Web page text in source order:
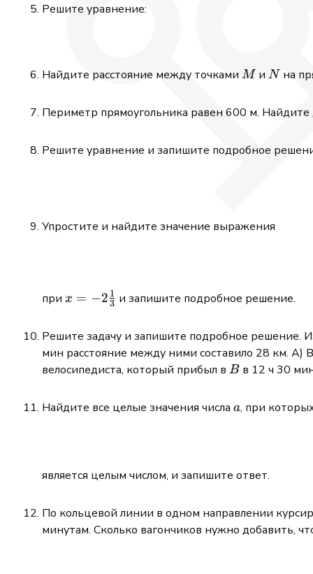
Решите уравнение:
Найдите расстояние между точкамиM
M иN
N на
Периметр прямоугольника равен 600 м.
Решите уравнение и запишите подробное
Упростите и найдите значение выражения
при x=-2\frac{1}
x = −23
1 и запишите подробное решение.
Решите задачу и запишите подробное решение.
мин расстояние между ними составило 28 км. А)
велосипедиста, который прибыл в B
Bв 12 ч 30
Найдите все целые значения числа a
a, при
является целым числом, и запишите ответ.
По кольцевой линии в одном направлении
минутам. Сколько вагончиков нужно добавить,